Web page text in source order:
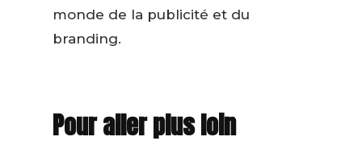
monde de la publicité et du
branding.
Pour aller plus loin